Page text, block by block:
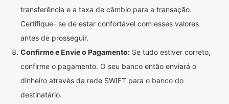
transferência e a taxa de câmbio para a transação.
Certifique- se de estar confortável com esses valores
antes de prosseguir.
Confirme e Envie o Pagamento: Se tudo estiver correto,
confirme o pagamento. O seu banco então enviará o
dinheiro através da rede SWIFT para o banco do
destinatário.